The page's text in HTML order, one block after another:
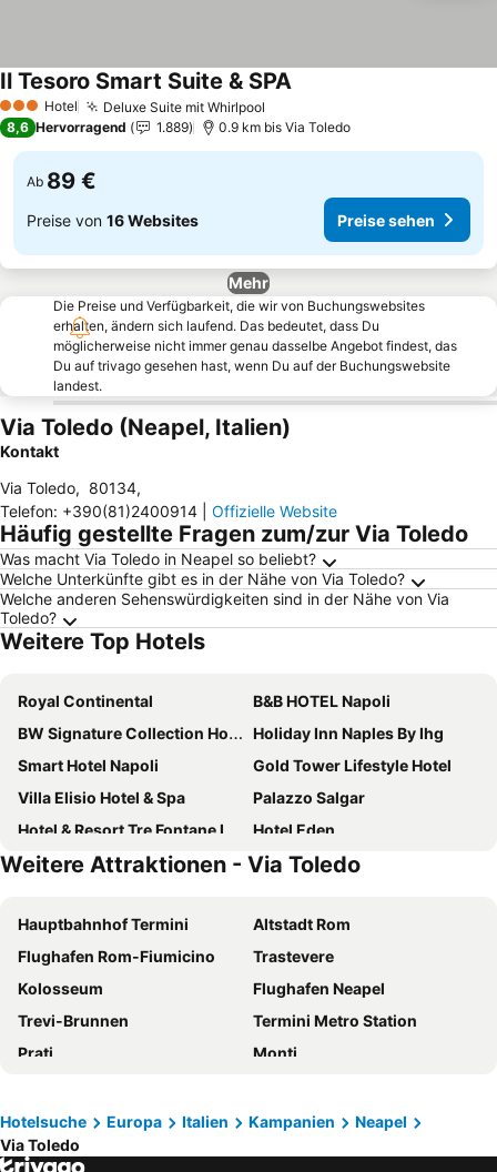
3 SterneHotel Deluxe Suite mit Whirlpool
Il Tesoro Smart Suite & SPA
8,6 Hervorragend 1.889 0.9 km bis Via Toledo
Ab 89 €
Preise von 16 Websites Preise sehen
Mehr
Die Preise und Verfügbarkeit, die wir von Buchungswebsites
erhalten, ändern sich laufend. Das bedeutet, dass Du
möglicherweise nicht immer genau dasselbe Angebot findest, das
Du auf trivago gesehen hast, wenn Du auf der Buchungswebsite
landest.
Via Toledo (Neapel, Italien)
Kontakt
Via Toledo, 80134,
Telefon: +390(81)2400914 Offizielle Website
Häufig gestellte Fragen zum/zur Via Toledo
Was macht Via Toledo in Neapel so beliebt?
Welche Unterkünfte gibt es in der Nähe von Via Toledo?
Welche anderen Sehenswürdigkeiten sind in der Nähe von Via
Toledo?
Weitere Top Hotels
Royal Continental
B&B HOTEL Napoli
BW Signature Collection Hotel Paradiso
Holiday Inn Naples By Ihg
Smart Hotel Napoli
Gold Tower Lifestyle Hotel
Villa Elisio Hotel & Spa
Palazzo Salgar
Hotel & Resort Tre Fontane Luxury
Hotel Eden
Palazzo Firenze
NH Napoli Panorama
Grand Hotel Europa
Hotel Resort Il Panfilo
Best Western Plus Hotel Plaza
Hotel Vergilius Billia
Maison Palla e Partner's
American Hotel
Grand Hotel Vesuvio
Hotel Cristina
Hotel Herculaneum
Palazzo Caracciolo Naples
Grand Hotel Serapide
CX Naples Centrale
Hotel Matilde - Lifestyle Hotel
Weitere Attraktionen - Via Toledo
Hauptbahnhof Termini
Altstadt Rom
Flughafen Rom-Fiumicino
Trastevere
Kolosseum
Flughafen Neapel
Trevi-Brunnen
Termini Metro Station
Prati
Monti
Piazza Navona
Basilika di Santa Maria Maggiore
Naples Central Station
Hotelsuche Europa Italien Kampanien
Neapel
Via Toledo